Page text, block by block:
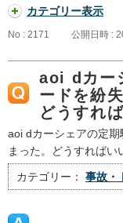
カテゴリー表示
No : 2171 公開日時 :
aoi dカー
ードを紛
どうすれ
aoi dカーシェアの定
まった。どうすればい
カテゴリー： 事故・